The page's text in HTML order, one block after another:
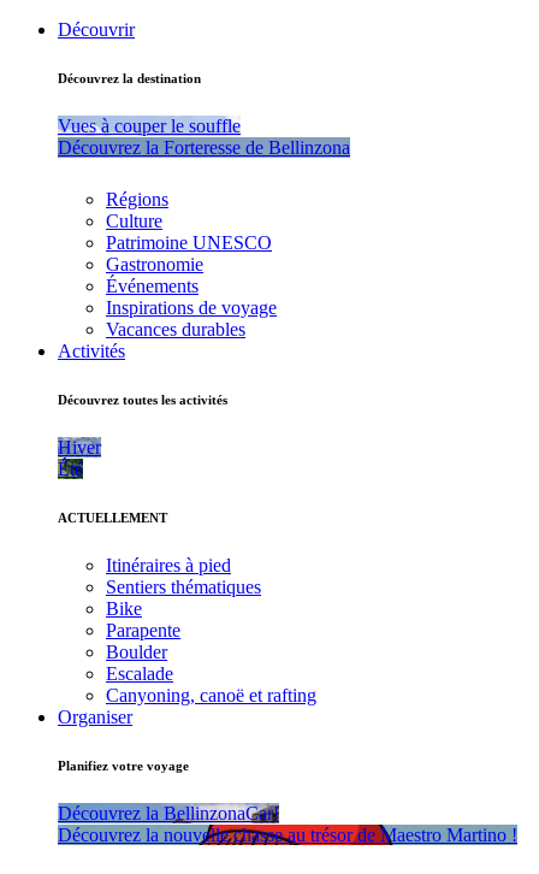
Découvrir
Découvrez la destination
Vues à couper le souffle
Découvrez la Forteresse de Bellinzona
Régions
Culture
Patrimoine UNESCO
Gastronomie
Événements
Inspirations de voyage
Vacances durables
Activités
Découvrez toutes les activités
Hiver
Été
ACTUELLEMENT
Itinéraires à pied
Sentiers thématiques
Bike
Parapente
Boulder
Escalade
Canyoning, canoë et rafting
Organiser
Planifiez votre voyage
Découvrez la BellinzonaCar!
Découvrez la nouvelle chasse au trésor de Maestro Martino !